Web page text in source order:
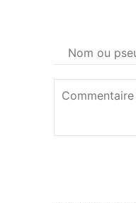
Votre
nom*
Commentaire